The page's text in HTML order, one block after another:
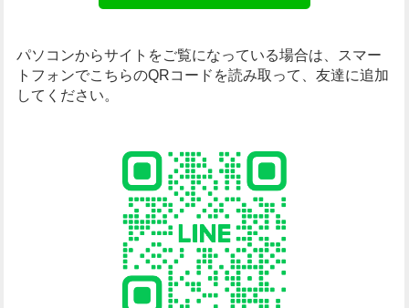
パソコンからサイトをご覧になっている場合は、
スマー
トフォンでこちらのQRコードを読み取って、友達に追加
してください。